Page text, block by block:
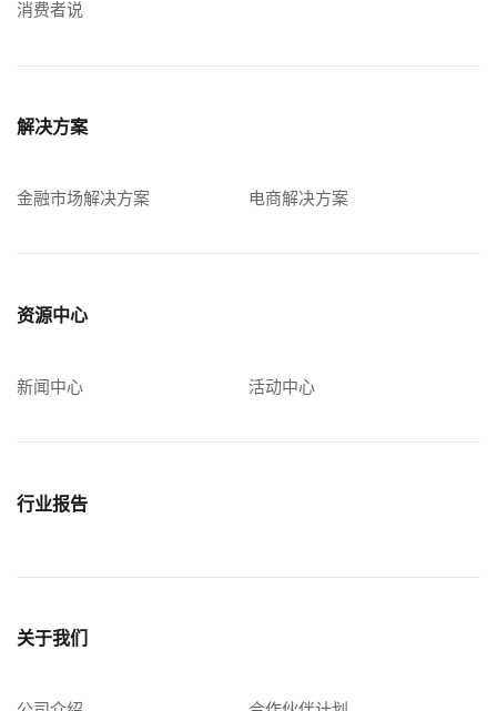
消费者说
解决方案
金融市场解决方案 电商解决方案
资源中心
新闻中心 活动中心
行业报告
关于我们